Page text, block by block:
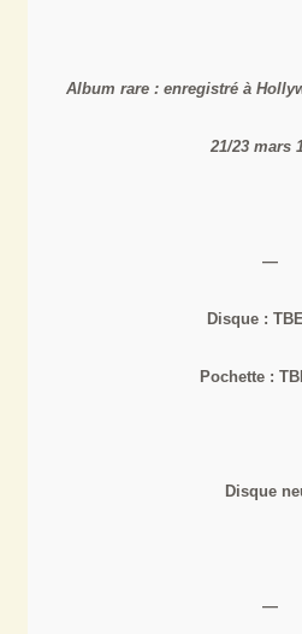
Album rare : enregistré à
21/23 mars
—
Disque :
Pochette :
Disque
—